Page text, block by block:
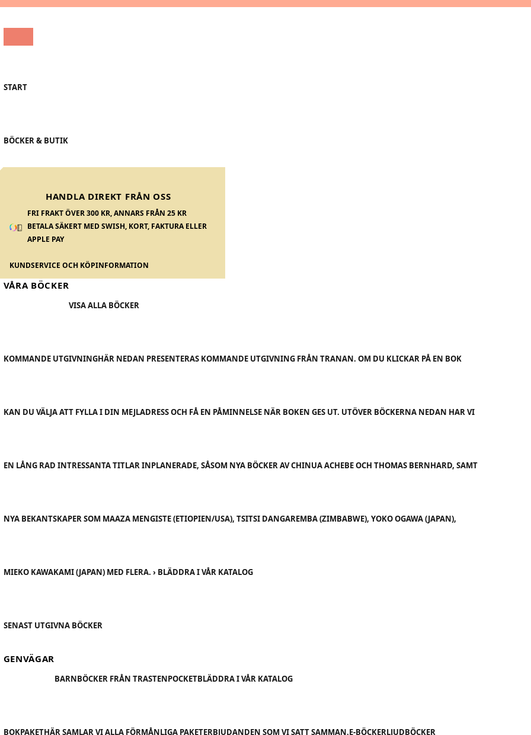
START
BÖCKER & BUTIK
HANDLA DIREKT FRÅN OSS
FRI FRAKT ÖVER 300 KR, ANNARS FRÅN 25 KR
BETALA SÄKERT MED SWISH, KORT, FAKTURA ELLER
APPLE PAY
KUNDSERVICE OCH KÖPINFORMATION
VÅRA BÖCKER
VISA ALLA BÖCKER
KOMMANDE UTGIVNINGHÄR NEDAN PRESENTERAS KOMMANDE UTGIVNING FRÅN TRANAN. OM DU KLICKAR PÅ EN BOK
KAN DU VÄLJA ATT FYLLA I DIN MEJLADRESS OCH FÅ EN PÅMINNELSE NÄR BOKEN GES UT. UTÖVER BÖCKERNA NEDAN HAR VI
EN LÅNG RAD INTRESSANTA TITLAR INPLANERADE, SÅSOM NYA BÖCKER AV CHINUA ACHEBE OCH THOMAS BERNHARD, SAMT
NYA BEKANTSKAPER SOM MAAZA MENGISTE (ETIOPIEN/USA), TSITSI DANGAREMBA (ZIMBABWE), YOKO OGAWA (JAPAN),
MIEKO KAWAKAMI (JAPAN) MED FLERA. › BLÄDDRA I VÅR KATALOG
SENAST UTGIVNA BÖCKER
GENVÄGAR
BARNBÖCKER FRÅN TRASTENPOCKETBLÄDDRA I VÅR KATALOG
BOKPAKETHÄR SAMLAR VI ALLA FÖRMÅNLIGA PAKETERBJUDANDEN SOM VI SATT SAMMAN.E-BÖCKERLJUDBÖCKER